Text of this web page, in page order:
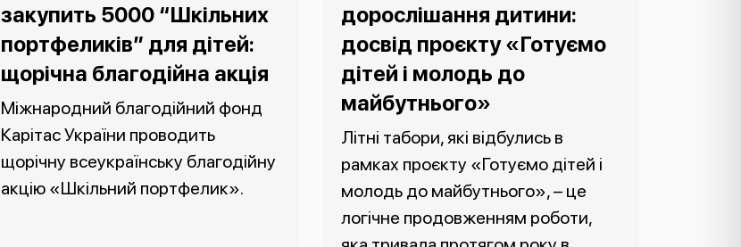
закупить 5000 “Шкільних
портфеликів” для дітей:
щорічна благодійна акція
Міжнародний благодійний фонд
Карітас України проводить
щорічну всеукраїнську благодійну
акцію «Шкільний портфелик».
дорослішання дитини:
досвід проєкту «Готуємо
дітей і молодь до
майбутнього»
Літні табори, які відбулись в
рамках проєкту «Готуємо дітей і
молодь до майбутнього», – це
логічне продовженням роботи,